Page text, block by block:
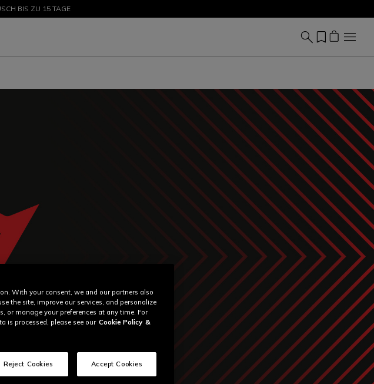
SHOPPEN
BIS ZU 15 TAGE
With your consent, we and our partners also
the site, improve our services, and personalize
or manage your preferences at any time. For
is processed, please see our Cookie Policy &
Reject Cookies Accept Cookies